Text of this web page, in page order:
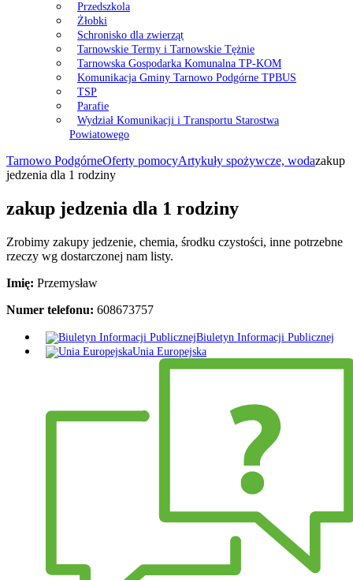
Przedszkola
Żłobki
Schronisko dla zwierząt
Tarnowskie Termy i Tarnowskie Tężnie
Tarnowska Gospodarka Komunalna TP-KOM
Komunikacja Gminy Tarnowo Podgórne TPBUS
TSP
Parafie
Wydział Komunikacji i Transportu Starostwa
Powiatowego
Tarnowo PodgórneOferty pomocyArtykuły spożywcze, wodazakup
jedzenia dla 1 rodziny
zakup jedzenia dla 1 rodziny
Zrobimy zakupy jedzenie, chemia, środku czystości, inne potrzebne
rzeczy wg dostarczonej nam listy.
Imię: Przemysław
Numer telefonu: 608673757
Biuletyn Informacji Publicznej
Unia Europejska